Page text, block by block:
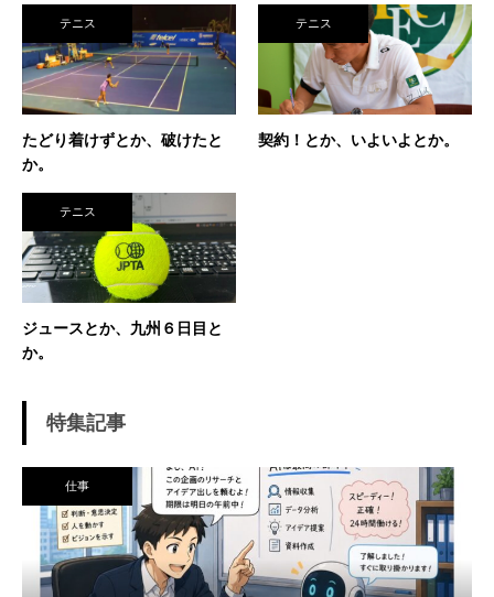
素振りをした途端に、先輩に「センスなし」か
ら一刀両断。（笑） そんなテニスとの出会い
が、今に至り、テニスで生きているという不思
議な人生。 テニスを軸にたくさん勉強させても
らったことを駆使して、 テニス業界、スポーツ
ビジネス界で生きている今現在。 座右の銘は
テニス
たどり着けずとか、破けたと
か。
テニス
契約！とか、いよいよとか。
テニス
ジュースとか、九州６日目と
か。
特集記事
仕事